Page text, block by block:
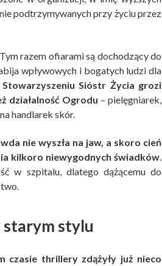
podtrzymywanych przy życiu przez
Tym razem ofiarami są dochodzący do
wpływowych i bogatych ludzi dla
Sióstr Życia grozi
działalność Ogrodu – pielęgniarek,
handlarek skór.
nie wyszła na jaw, a skoro cień
kilkoro niewygodnych świadków.
w szpitalu, dlatego dążącemu do
stylu
czasie thrillery zdążyły już nieco